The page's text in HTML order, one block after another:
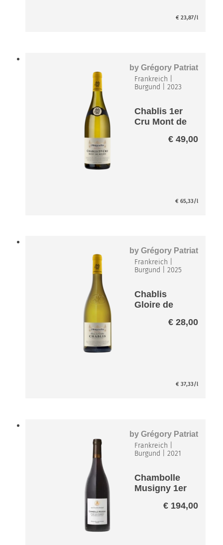
€ 23,87/l
by Grégory Patriat
Frankreich
Burgund
|2023
Chablis 1er
Cru Mont de
€49,00
€ 65,33/l
by Grégory Patriat
Frankreich
Burgund |2025
Chablis
Gloire de
€28,00
€ 37,33/l
by Grégory Patriat
Frankreich
Burgund
|2021
Chambolle
Musigny 1er
Charmes
€194,00